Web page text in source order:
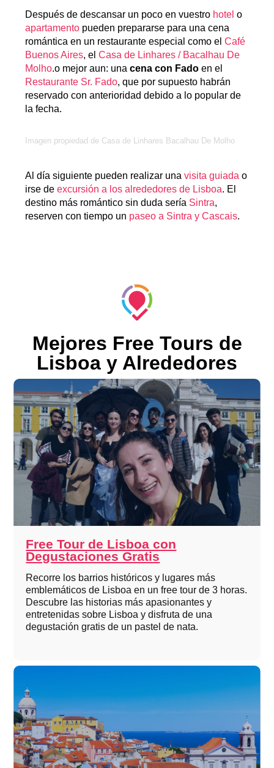
Después de descansar un poco en vuestro hotel o
apartamento pueden prepararse para una cena
romántica en un restaurante especial como elCafé
Buenos Aires, elCasa de Linhares / Bacalhau De
Molho.o mejor aun: unacena con Fado en el
Restaurante Sr. Fado, que por supuesto habrán
reservado con anterioridad debido a lo popular de
la fecha.
Imagen propiedad de Casa de Linhares Bacalhau De Molho
Al día siguiente pueden realizar unavisita guiada o
irse deexcursión a los alrededores de Lisboa. El
destino más romántico sin duda sería Sintra,
reserven con tiempo un paseo a Sintra y Cascais.
Mejores Free Tours de
Lisboa y Alrededores
Free Tour de Lisboa con
Degustaciones Gratis
Recorre los barrios históricos y lugares más
emblemáticos de Lisboa en un free tour de 3 horas.
Descubre las historias más apasionantes y
entretenidas sobre Lisboa y disfruta de una
degustación gratis de un pastel de nata.